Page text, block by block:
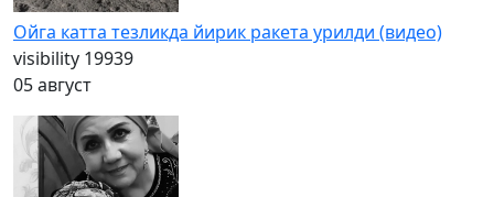
Ойга катта тезликда йирик ракета урилди (видео)
visibility 19939
05 август